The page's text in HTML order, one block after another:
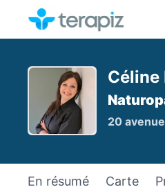
Céline
20
En résumé Carte